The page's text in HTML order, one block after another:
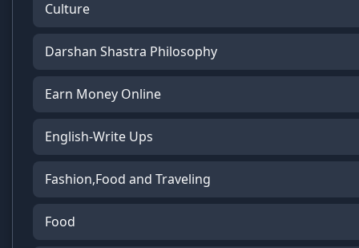
Culture
Darshan Shastra Philosophy
Earn Money Online
English-Write Ups
Fashion,Food and Traveling
Food